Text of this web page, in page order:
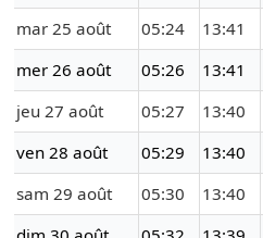
mar 25 août
05:24 13:41
mer 26 août
05:26 13:41
jeu 27 août
05:27 13:40
ven 28 août
05:29 13:40
sam 29 août
05:30 13:40